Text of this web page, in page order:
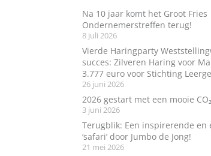
Na 10 jaar komt het Groot Fries
Ondernemerstreffen terug!
8 juli 2026
Vierde Haringparty
succes: Zilveren Haring voor
3.777 euro voor Stichting
26 juni 2026
2026 gestart met een mooie
3 juni 2026
Terugblik: Een inspirerende en
‘safari’ door Jumbo de Jong!
21 mei 2026